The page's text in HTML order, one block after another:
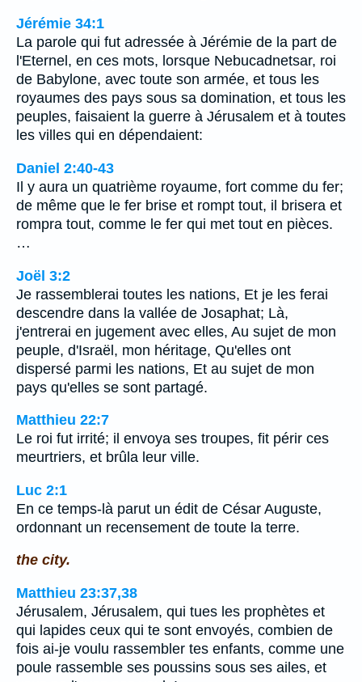
Jérémie 34:1
La parole qui fut adressée à Jérémie de la part de
l'Eternel, en ces mots, lorsque Nebucadnetsar, roi
de Babylone, avec toute son armée, et tous les
royaumes des pays sous sa domination, et tous les
peuples, faisaient la guerre à Jérusalem et à toutes
les villes qui en dépendaient:
Daniel 2:40-43
Il y aura un quatrième royaume, fort comme du fer;
de même que le fer brise et rompt tout, il brisera et
rompra tout, comme le fer qui met tout en pièces.
…
Joël 3:2
Je rassemblerai toutes les nations, Et je les ferai
descendre dans la vallée de Josaphat; Là,
j'entrerai en jugement avec elles, Au sujet de mon
peuple, d'Israël, mon héritage, Qu'elles ont
dispersé parmi les nations, Et au sujet de mon
pays qu'elles se sont partagé.
Matthieu 22:7
Le roi fut irrité; il envoya ses troupes, fit périr ces
meurtriers, et brûla leur ville.
Luc 2:1
En ce temps-là parut un édit de César Auguste,
ordonnant un recensement de toute la terre.
the city.
Matthieu 23:37,38
Jérusalem, Jérusalem, qui tues les prophètes et
qui lapides ceux qui te sont envoyés, combien de
fois ai-je voulu rassembler tes enfants, comme une
poule rassemble ses poussins sous ses ailes, et